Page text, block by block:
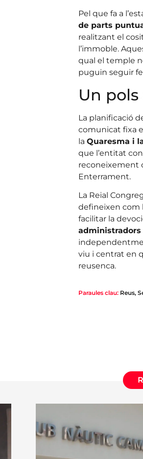
Pel que fa a
de parts
realitzant el
l’immoble.
qual el temple
puguin seguir
Un
La planificació
comunicat fixa
la Quaresma i
que l’entitat
reconeixement
Enterrament.
La Reial
defineixen com
facilitar la
administradors
viu i centrat en
reusenca.
Paraules clau: Reus,